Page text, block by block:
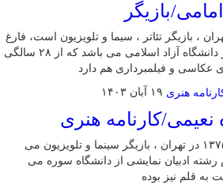
بازیگر
متولد ۱۳۴۹ در تهران ، بازیگر تئاتر ، سیما و تلویزیون است، فارغ
التحصیل لیسانس بازیگری از دانشگاه آزاد اسلامی می باشد که از ۲۸ سالگی
عکاسی و فیلمبرداری هم دارد
۱۹ آبان ۱۴۰۳
کارنامه هنری
زهره نعیمی متولد ۱ خرداد ۱۳۷۵ در تهران ، بازیگر سینما و تلویزیون می
رشته ادبیان نمایشی از دانشگاه سوره می
به قلم نیز بوده